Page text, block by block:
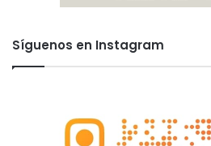
Síguenos en Instagram